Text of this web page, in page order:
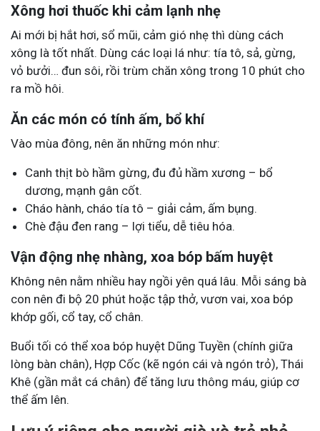
Xông hơi thuốc khi cảm lạnh nhẹ
Ai mới bị hắt hơi, sổ mũi, cảm gió nhẹ thì dùng cách
xông là tốt nhất. Dùng các loại lá như: tía tô, sả, gừng,
vỏ bưởi… đun sôi, rồi trùm chăn xông trong 10 phút cho
ra mồ hôi.
Ăn các món có tính ấm, bổ khí
Vào mùa đông, nên ăn những món như:
Canh thịt bò hầm gừng, đu đủ hầm xương – bổ
dương, mạnh gân cốt.
Cháo hành, cháo tía tô – giải cảm, ấm bụng.
Chè đậu đen rang – lợi tiểu, dễ tiêu hóa.
Vận động nhẹ nhàng, xoa bóp bấm huyệt
Không nên nằm nhiều hay ngồi yên quá lâu. Mỗi sáng bà
con nên đi bộ 20 phút hoặc tập thở, vươn vai, xoa bóp
khớp gối, cổ tay, cổ chân.
Buổi tối có thể xoa bóp huyệt Dũng Tuyền (chính giữa
lòng bàn chân), Hợp Cốc (kẽ ngón cái và ngón trỏ), Thái
Khê (gần mắt cá chân) để tăng lưu thông máu, giúp cơ
thể ấm lên.